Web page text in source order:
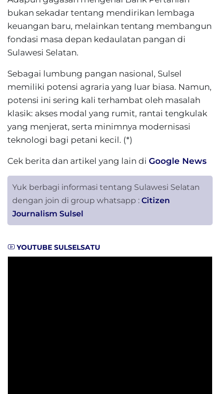
bukan sekadar tentang mendirikan lembaga
keuangan baru, melainkan tentang membangun
fondasi masa depan kedaulatan pangan di
Sulawesi Selatan.
Sebagai lumbung pangan nasional, Sulsel
memiliki potensi agraria yang luar biasa. Namun,
potensi ini sering kali terhambat oleh masalah
klasik: akses modal yang rumit, rantai tengkulak
yang menjerat, serta minimnya modernisasi
teknologi bagi petani kecil. (*)
Cek berita dan artikel yang lain di Google News
Yuk berbagi informasi tentang Sulawesi Selatan
dengan join di group whatsapp : Citizen
Journalism Sulsel
YOUTUBE SULSELSATU